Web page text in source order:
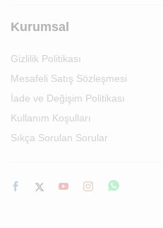
Kurumsal
Gizlilik Politikası
Mesafeli Satış Sözleşmesi
İade ve Değişim Politikası
Kullanım Koşulları
Sıkça Sorulan Sorular